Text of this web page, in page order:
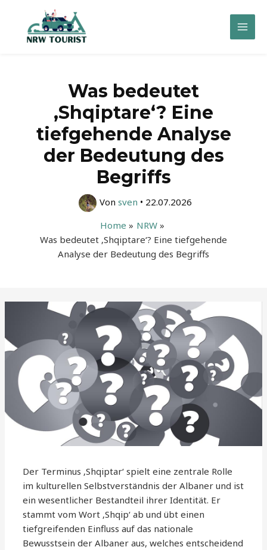
springen
Main
Was bedeutet
‚Shqiptare‘? Eine
tiefgehende Analyse
der Bedeutung des
Begriffs
Von sven • 22.07.2026
Home
NRW
Was bedeutet ‚Shqiptare‘? Eine tiefgehende
Analyse der Bedeutung des Begriffs
Der Terminus ‚Shqiptar‘ spielt eine zentrale Rolle
im kulturellen Selbstverständnis der Albaner und ist
ein wesentlicher Bestandteil ihrer Identität. Er
stammt vom Wort ‚Shqip‘ ab und übt einen
tiefgreifenden Einfluss auf das nationale
Bewusstsein der Albaner aus, welches entscheidend